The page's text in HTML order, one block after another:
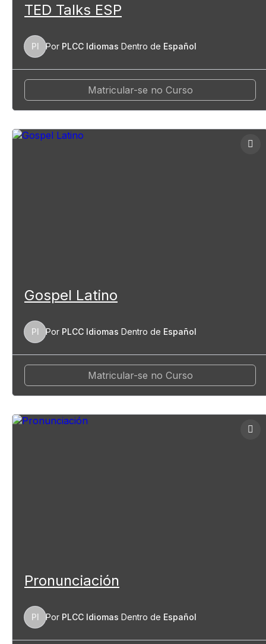
TED Talks ESP
PI Por PLCC Idiomas Dentro de Español
Matricular-se no Curso
Gospel Latino
PI Por PLCC Idiomas Dentro de Español
Matricular-se no Curso
Pronunciación
PI Por PLCC Idiomas Dentro de Español